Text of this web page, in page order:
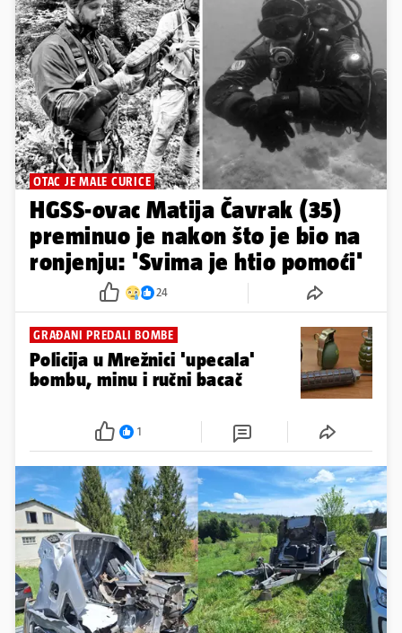
OTAC JE MALE CURICE
HGSS-ovac Matija Čavrak (35)
preminuo je nakon što je bio na
ronjenju: 'Svima je htio pomoći'
24
GRAĐANI PREDALI BOMBE
Policija u Mrežnici 'upecala'
bombu, minu i ručni bacač
1